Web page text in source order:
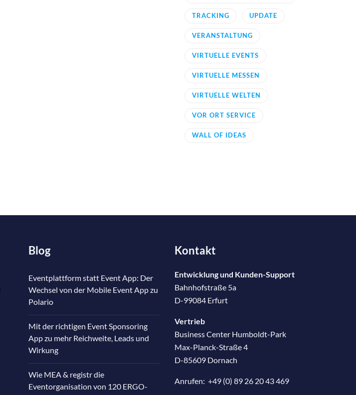
TRACKING UPDATE
VERANSTALTUNG
VIRTUELLE EVENTS
VIRTUELLE MESSEN
VIRTUELLE WELTEN
VOR ORT SERVICE
WALL OF IDEAS
Blog
Eventplattform statt Event App: Der
Wechsel von der Mobile Event App zu
Polario
Mit der richtigen Event Sponsoring
App zu mehr Reichweite, Leads und
Wirkung
Wie MEA & registr die
Eventorganisation von 120 ERGO-
Kontakt
Entwicklung und Kunden-Support
Bahnhofstraße 5a
D-99084 Erfurt
Vertrieb
Business Center Humboldt-Park
Max-Planck-Straße 4
D-85609 Dornach
Anrufen: +49 (0) 89 26 20 43 469